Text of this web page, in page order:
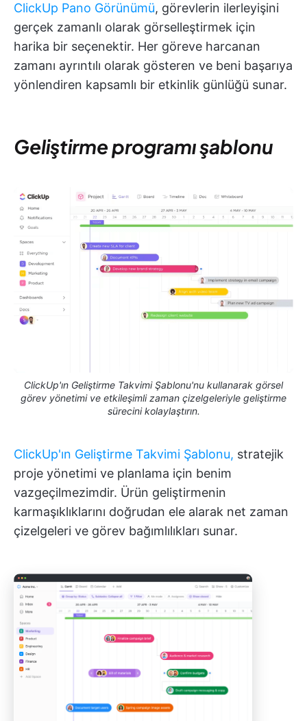
ClickUp Pano Görünümü, görevlerin ilerleyişini
gerçek zamanlı olarak görselleştirmek için
harika bir seçenektir. Her göreve harcanan
zamanı ayrıntılı olarak gösteren ve beni başarıya
yönlendiren kapsamlı bir etkinlik günlüğü sunar.
Geliştirme programı şablonu
ClickUp'ın Geliştirme Takvimi Şablonu'nu kullanarak görsel
görev yönetimi ve etkileşimli zaman çizelgeleriyle geliştirme
sürecini kolaylaştırın.
ClickUp'ın Geliştirme Takvimi Şablonu, stratejik
proje yönetimi ve planlama için benim
vazgeçilmezimdir. Ürün geliştirmenin
karmaşıklıklarını doğrudan ele alarak net zaman
çizelgeleri ve görev bağımlılıkları sunar.